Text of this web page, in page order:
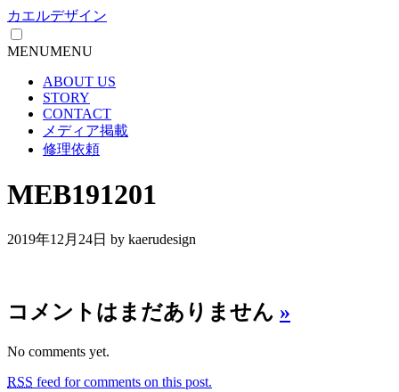
カエルデザイン
MENUMENU
ABOUT US
STORY
CONTACT
メディア掲載
修理依頼
MEB191201
2019年12月24日 by kaerudesign
コメントはまだありません »
No comments yet.
RSS feed for comments on this post.